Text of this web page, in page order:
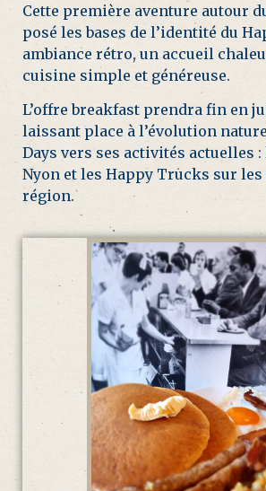
Cette première aventure autour
posé les bases de l’identité du
ambiance rétro, un accueil
cuisine simple et généreuse.
L’offre breakfast prendra fin en
laissant place à l’évolution
Days vers ses activités actuelles
Nyon et les Happy Trucks sur les
région.